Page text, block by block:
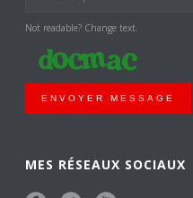
Not readable? Change text.
ENVOYER MESSAGE
MES RÉSEAUX SOCIAUX